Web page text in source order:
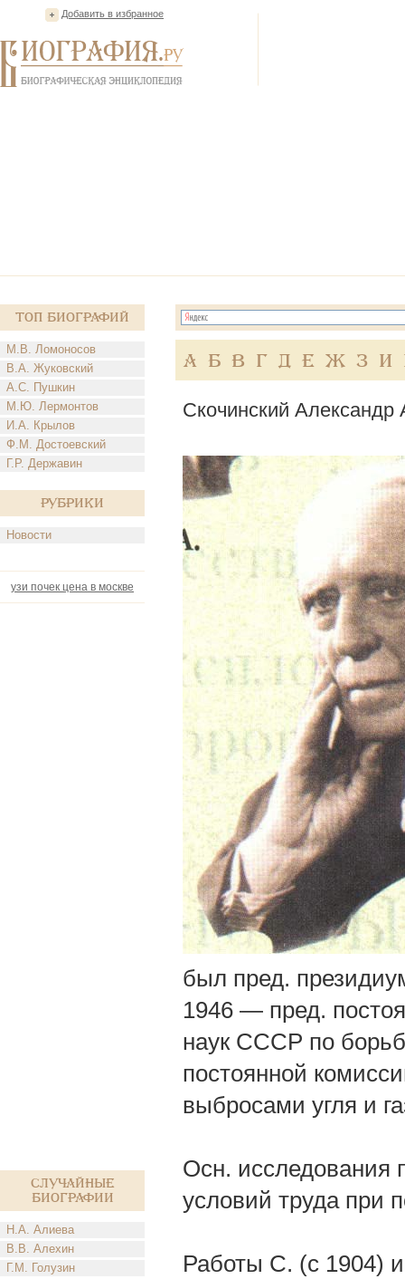
Добавить в избранное
Топ Биографий
М.В. Ломоносов
В.А. Жуковский
А.С. Пушкин
М.Ю. Лермонтов
И.А. Крылов
Ф.М. Достоевский
Г.Р. Державин
Рубрики
Новости
узи почек цена в москве
Случайные
биографии
Н.А. Алиева
В.В. Алехин
Г.М. Голузин
А Б В Г Д Е Ж З И
Скочинский Александр
был пред.
1946 — пред.
наук СССР по
постоянной
выбросами угля и
Осн. исследования
условий труда при
Работы С. (с 1904)